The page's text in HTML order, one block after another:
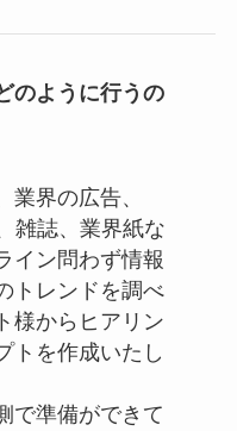
のように行うの
業界の広告、
雑誌、業界紙な
イン問わず情報
トレンドを調べ
様からヒアリン
トを作成いたし
で準備ができて